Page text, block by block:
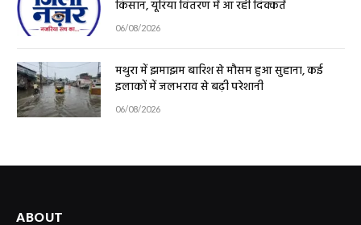
किसान, यूरिया वितरण में आ रही दिक्कतें
06/08/2026
मथुरा में झमाझम बारिश से मौसम हुआ सुहाना, कई
इलाकों में जलभराव से बढ़ी परेशानी
06/08/2026
ABOUT